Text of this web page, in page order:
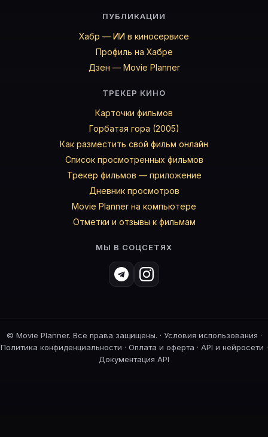
ПУБЛИКАЦИИ
Хабр — ИИ в киносервисе
Профиль на Хабре
Дзен — Movie Planner
ТРЕКЕР КИНО
Карточки фильмов
Горбатая гора (2005)
Как разместить свой фильм онлайн
Список просмотренных фильмов
Трекер фильмов — приложение
Дневник просмотров
Movie Planner на компьютере
Отметки и отзывы к фильмам
МЫ В СОЦСЕТЯХ
© Movie Planner. Все права защищены. · Условия использования ·
Политика конфиденциальности · Оплата и оферта · API и нейросети ·
Документация API